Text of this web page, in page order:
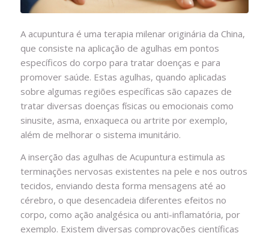
A acupuntura é uma terapia milenar originária da China,
que consiste na aplicação de agulhas em pontos
específicos do corpo para tratar doenças e para
promover saúde. Estas agulhas, quando aplicadas
sobre algumas regiões específicas são capazes de
tratar diversas doenças físicas ou emocionais como
sinusite, asma, enxaqueca ou artrite por exemplo,
além de melhorar o sistema imunitário.
A inserção das agulhas de Acupuntura estimula as
terminações nervosas existentes na pele e nos outros
tecidos, enviando desta forma mensagens até ao
cérebro, o que desencadeia diferentes efeitos no
corpo, como ação analgésica ou anti-inflamatória, por
exemplo. Existem diversas comprovações científicas